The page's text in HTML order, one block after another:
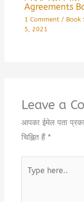
Agreements
1 Comment / Book
5, 2021
Leave a
आपका ईमेल पता
चिह्नित हैं *
here..